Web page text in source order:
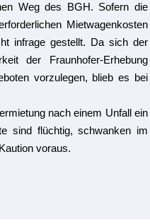
Weg des BGH. Sofern die
Mietwagenkosten
infrage gestellt. Da sich der
der Fraunhofer-Erhebung
vorzulegen, blieb es bei
nach einem Unfall ein
sind flüchtig, schwanken im
voraus.